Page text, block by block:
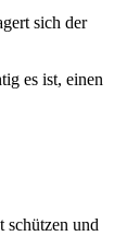
sich der
es ist, einen
schützen und